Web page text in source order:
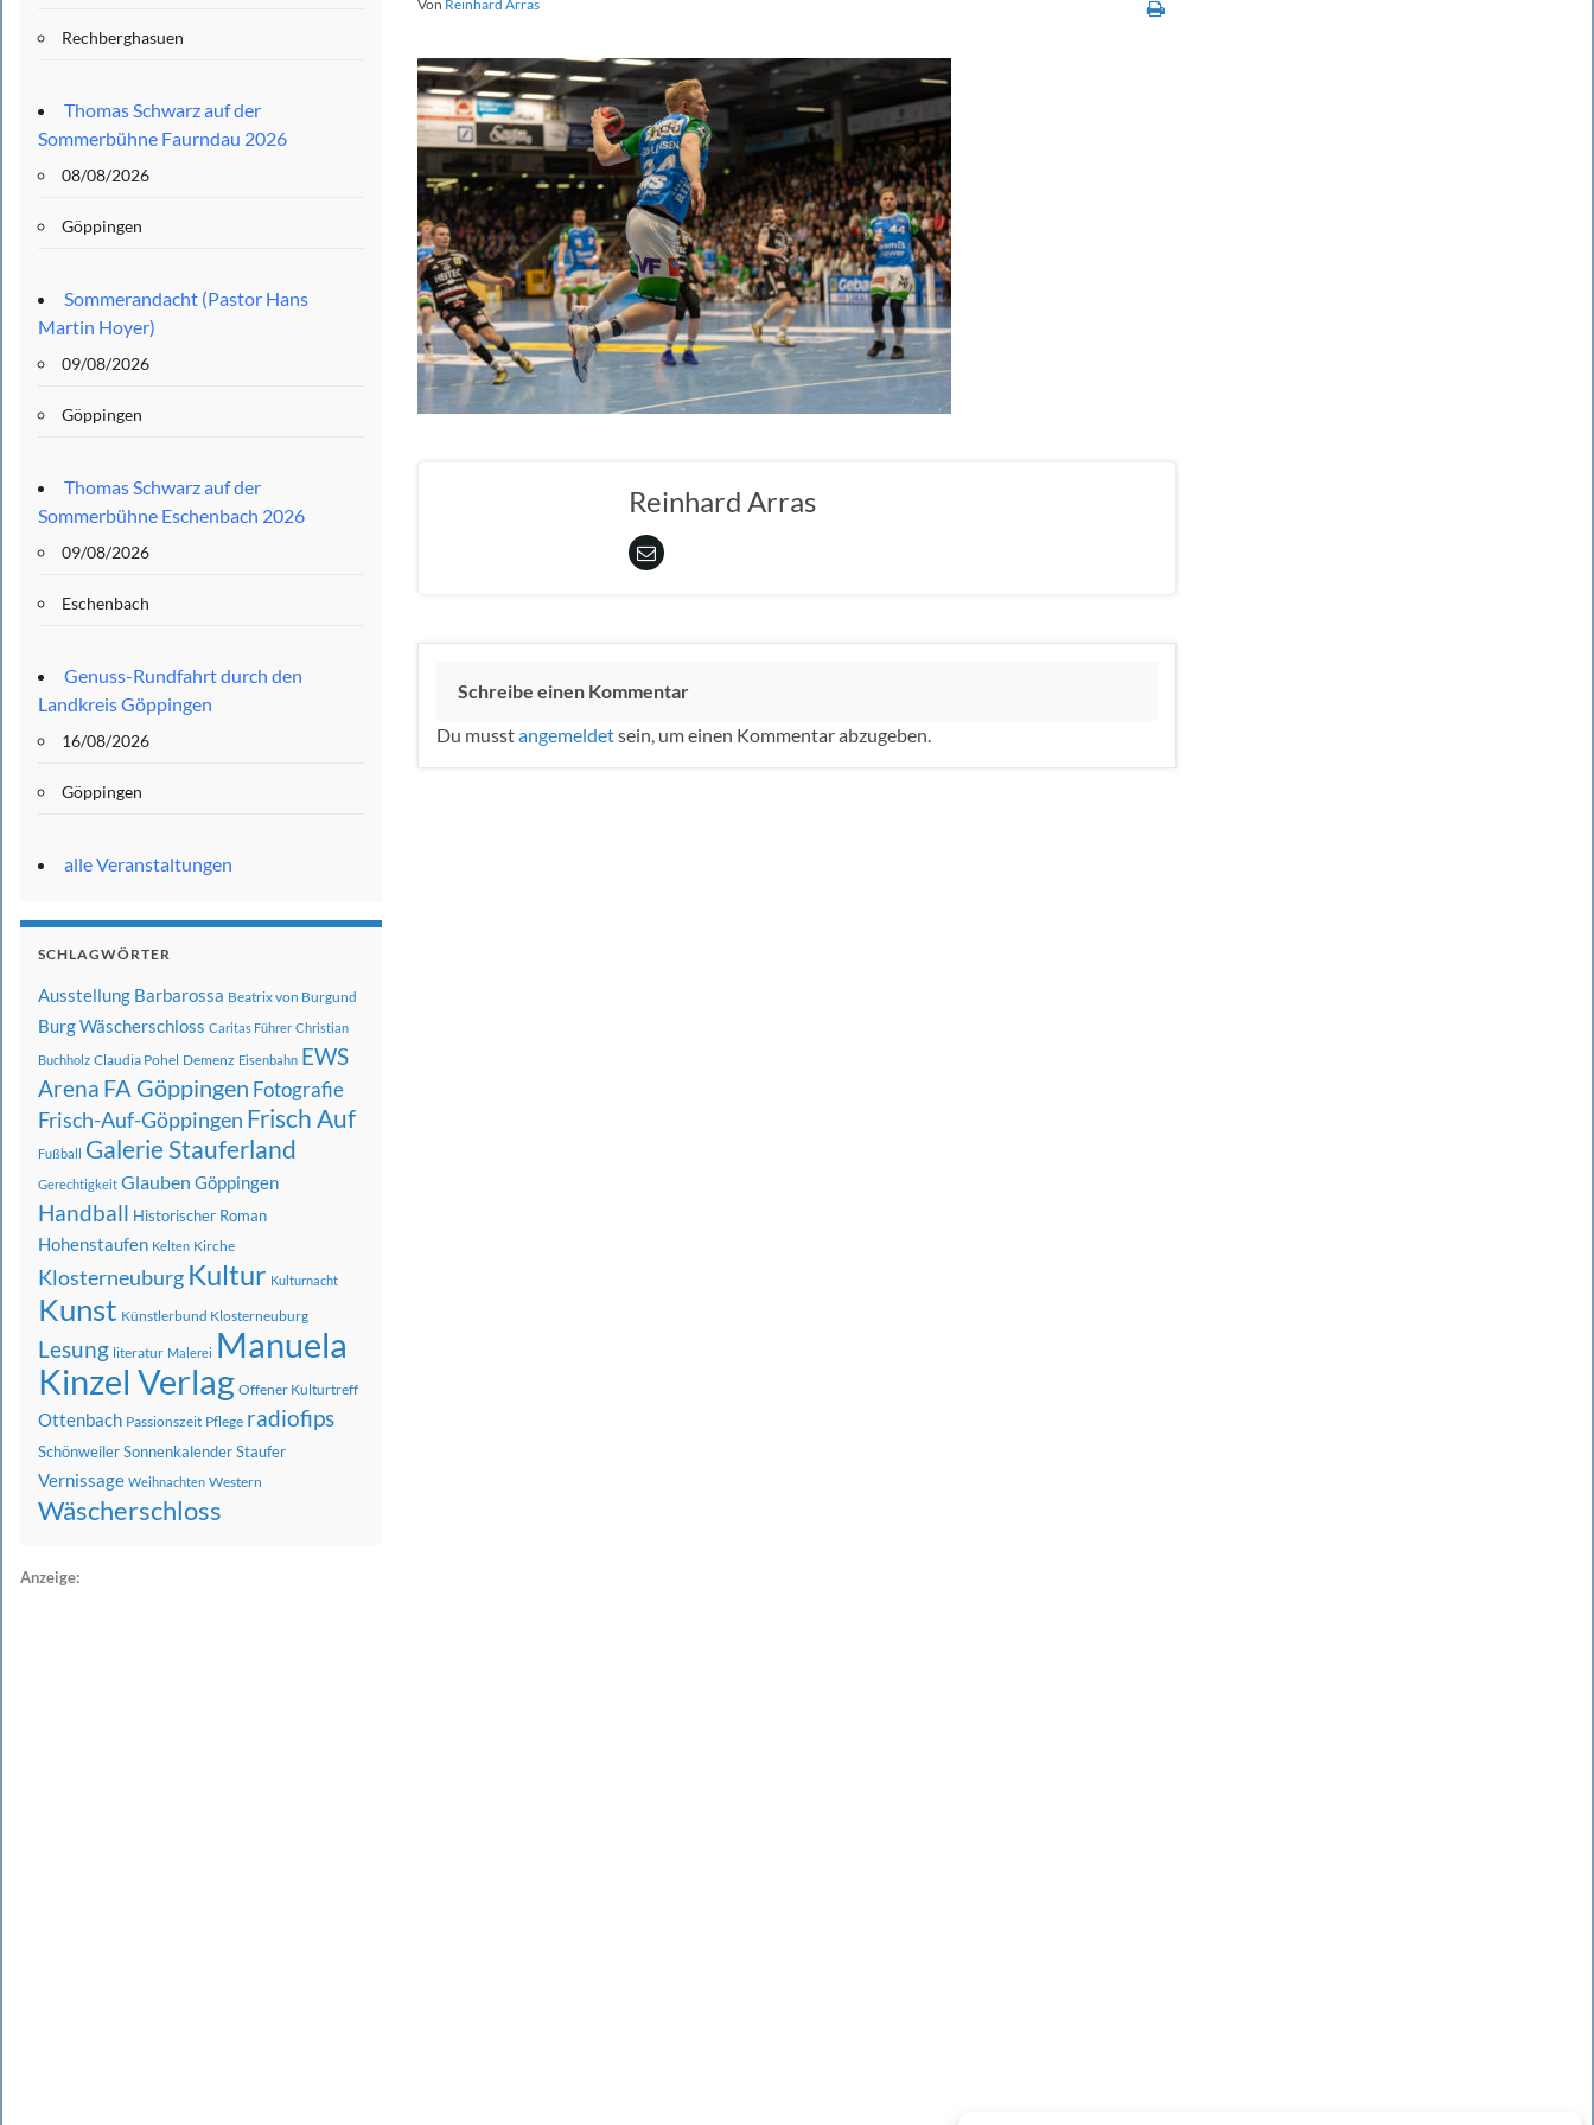
Von Reinhard Arras
Reinhard Arras
Schreibe einen Kommentar
Du musstangemeldetsein, um einen Kommentar abzugeben.
Rechberghasuen
Thomas Schwarz auf der
Sommerbühne Faurndau 2026
08/08/2026
Göppingen
Sommerandacht (Pastor Hans
Martin Hoyer)
09/08/2026
Göppingen
Thomas Schwarz auf der
Sommerbühne Eschenbach 2026
09/08/2026
Eschenbach
Genuss-Rundfahrt durch den
Landkreis Göppingen
16/08/2026
Göppingen
alle Veranstaltungen
SCHLAGWÖRTER
Ausstellung Barbarossa Beatrix von Burgund
Burg Wäscherschloss Caritas Führer Christian
Buchholz Claudia Pohel Demenz Eisenbahn EWS
Arena FA Göppingen Fotografie
Frisch-Auf-Göppingen Frisch Auf
Fußball Galerie Stauferland
Gerechtigkeit Glauben Göppingen
Handball Historischer Roman
Hohenstaufen Kelten Kirche
Klosterneuburg Kultur Kulturnacht
Kunst Künstlerbund Klosterneuburg
Lesung literatur Malerei Manuela
Kinzel Verlag Offener Kulturtreff
Ottenbach Passionszeit Pflege radiofips
SchönweilerSonnenkalenderStaufer
Vernissage Weihnachten Western
Wäscherschloss
Anzeige: